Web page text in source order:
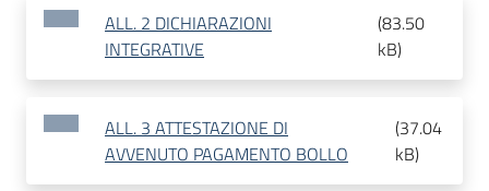
ALL. 2 DICHIARAZIONI
INTEGRATIVE
(83.50
kB)
ALL. 3 ATTESTAZIONE DI
AVVENUTO PAGAMENTO BOLLO
(37.04
kB)